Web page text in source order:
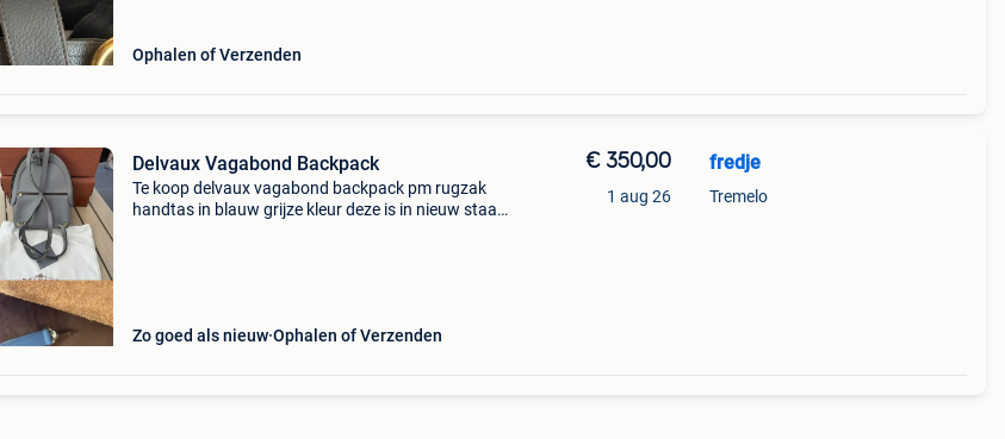
Ophalen of Verzenden
Delvaux Vagabond Backpack
Te koop delvaux vagabond backpack pm rugzak
handtas in blauw grijze kleur deze is in nieuw staat
Zo goed als nieuw Ophalen of Verzenden
€ 350,00
1 aug 26
fredje
Tremelo